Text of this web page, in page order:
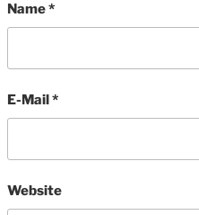
Name*
E-Mail*
Website